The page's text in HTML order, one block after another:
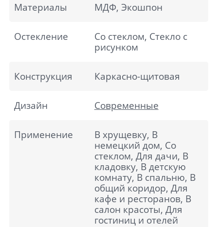
Материалы МДФ, Экошпон
Остекление
Со стеклом, Стекло с
рисунком
Конструкция Каркасно-щитовая
Дизайн Современные
Применение
В хрущевку, В
немецкий дом, Со
стеклом, Для дачи, В
кладовку, В детскую
комнату, В спальню, В
общий коридор, Для
кафе и ресторанов, В
салон красоты, Для
гостиниц и отелей